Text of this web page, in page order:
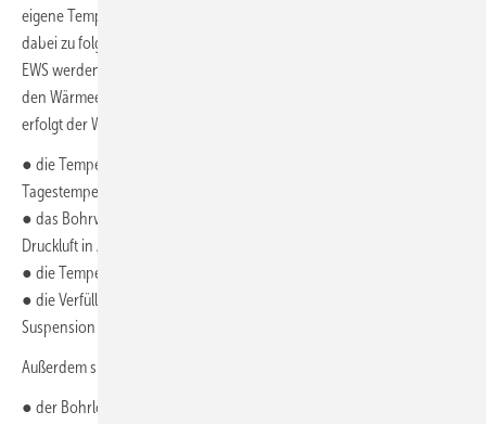
eigene Temperaturprofilmessungen an EWS durchgeführt und sind
dabei zu folgenden Ergebnissen gekommen: Die Temperaturen in den
EWS werden in der Frühphase der Fertigstellung überwiegend durch
den Wärmeeintrag im Zuge der EWS-Errichtung beeinflusst. Im Detail
erfolgt der Wärmeeintrag über:
● die Temperatur des Erdwärmesonden-Materials, je nach
Tagestemperatur beispielsweise 30 °C
● das Bohrverfahren, z. B. bei Antrieb eines Imlochhammers per
Druckluft in Abhängigkeit der Außenlufttemperatur
● die Temperatur der Verfüllbaustoffe
● die Verfüllung des Ringraums mit einer hydraulisch erhärtenden
Suspension und deren exotherme Reaktion.
Außerdem spielen eine Rolle:
● der Bohrlochdurchmesser